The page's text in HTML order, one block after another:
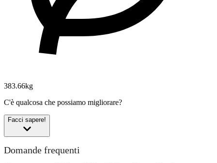
383.66kg
C'è qualcosa che possiamo migliorare?
Facci sapere!
Domande frequenti